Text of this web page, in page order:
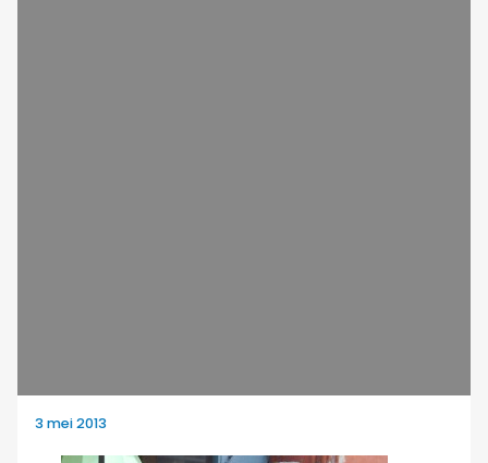
3 mei 2013